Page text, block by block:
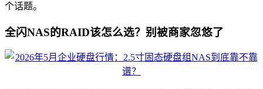
个话题。
全闪NAS的RAID该怎么选？别被商家忽悠了